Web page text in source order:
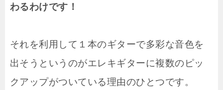
わるわけです！
それを利用して１本のギターで多彩な音色を
出そうというのがエレキギターに複数のピッ
クアップがついている理由のひとつです。